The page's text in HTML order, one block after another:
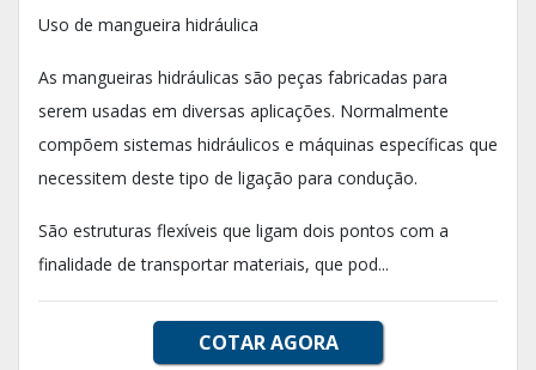
Uso de mangueira hidráulica
As mangueiras hidráulicas são peças fabricadas para
serem usadas em diversas aplicações. Normalmente
compõem sistemas hidráulicos e máquinas específicas que
necessitem deste tipo de ligação para condução.
São estruturas flexíveis que ligam dois pontos com a
finalidade de transportar materiais, que pod...
COTAR AGORA